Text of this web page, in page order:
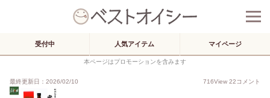
受付中 人気アイテム マイページ
本ページはプロモーションを含みます
最終更新日：2026/02/10 716View 22コメント